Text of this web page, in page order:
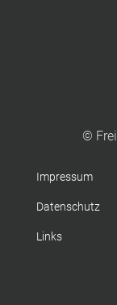
©
Impressum
Datenschutz
Links